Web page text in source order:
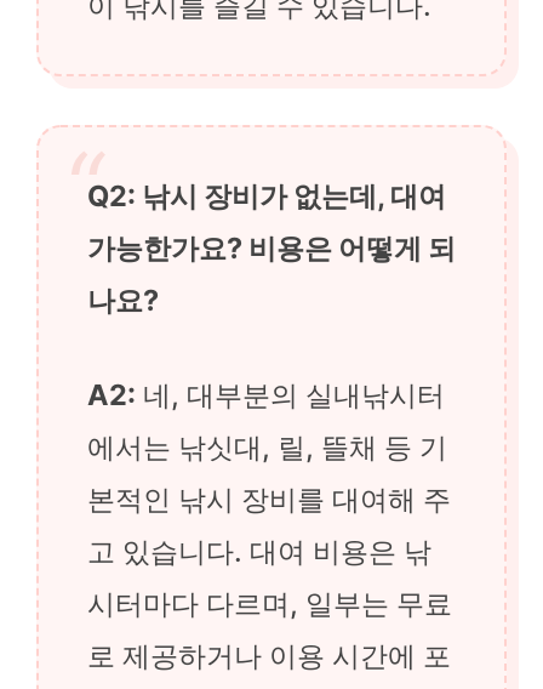
Q2: 낚시 장비가 없는데, 대여
가능한가요? 비용은 어떻게 되
나요?
A2: 네, 대부분의 실내낚시터
에서는 낚싯대, 릴, 뜰채 등 기
본적인 낚시 장비를 대여해 주
고 있습니다. 대여 비용은 낚
시터마다 다르며, 일부는 무료
로 제공하거나 이용 시간에 포